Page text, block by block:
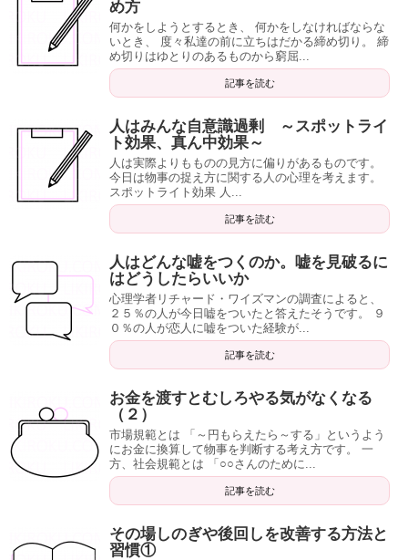
め方
何かをしようとするとき、 何かをしなければならな
いとき、 度々私達の前に立ちはだかる締め切り。 締
め切りはゆとりのあるものから窮屈...
記事を読む
人はみんな自意識過剰 ～スポットライ
ト効果、真ん中効果～
人は実際よりもものの見方に偏りがあるものです。
今日は物事の捉え方に関する人の心理を考えます。
スポットライト効果 人...
記事を読む
人はどんな嘘をつくのか。嘘を見破るに
はどうしたらいいか
心理学者リチャード・ワイズマンの調査によると、
２５％の人が今日嘘をついたと答えたそうです。 ９
０％の人が恋人に嘘をついた経験が...
記事を読む
お金を渡すとむしろやる気がなくなる
（２）
市場規範とは 「～円もらえたら～する」というよう
にお金に換算して物事を判断する考え方です。 一
方、社会規範とは 「○○さんのために...
記事を読む
その場しのぎや後回しを改善する方法と
習慣①